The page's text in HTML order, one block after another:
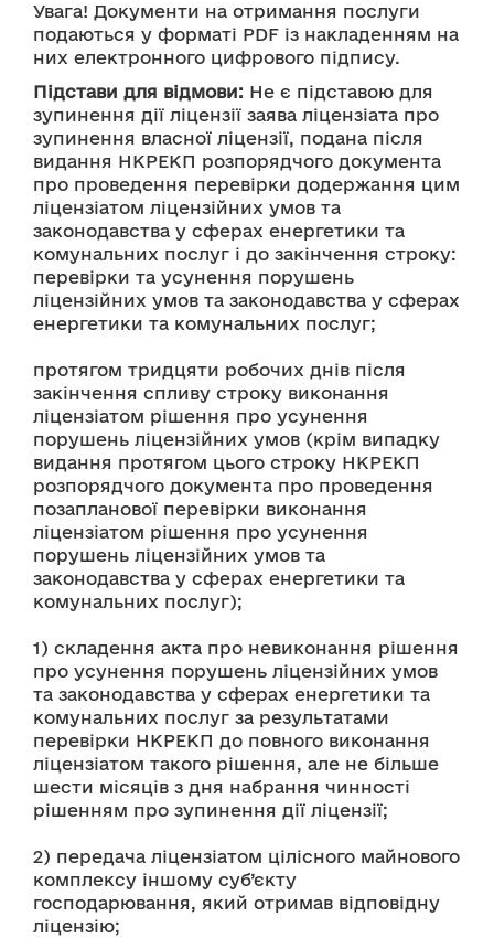
Увага! Документи на отримання послуги
подаються у форматі PDF із накладенням на
них електронного цифрового підпису.
Підстави для відмови: Не є підставою для
зупинення дії ліцензії заява ліцензіата про
зупинення власної ліцензії, подана після
видання НКРЕКП розпорядчого документа
про проведення перевірки додержання цим
ліцензіатом ліцензійних умов та
законодавства у сферах енергетики та
комунальних послуг і до закінчення строку:
перевірки та усунення порушень
ліцензійних умов та законодавства у сферах
енергетики та комунальних послуг;
протягом тридцяти робочих днів після
закінчення спливу строку виконання
ліцензіатом рішення про усунення
порушень ліцензійних умов (крім випадку
видання протягом цього строку НКРЕКП
розпорядчого документа про проведення
позапланової перевірки виконання
ліцензіатом рішення про усунення
порушень ліцензійних умов та
законодавства у сферах енергетики та
комунальних послуг);
1) складення акта про невиконання рішення
про усунення порушень ліцензійних умов
та законодавства у сферах енергетики та
комунальних послуг за результатами
перевірки НКРЕКП до повного виконання
ліцензіатом такого рішення, але не більше
шести місяців з дня набрання чинності
рішенням про зупинення дії ліцензії;
2) передача ліцензіатом цілісного майнового
комплексу іншому суб’єкту
господарювання, який отримав відповідну
ліцензію;